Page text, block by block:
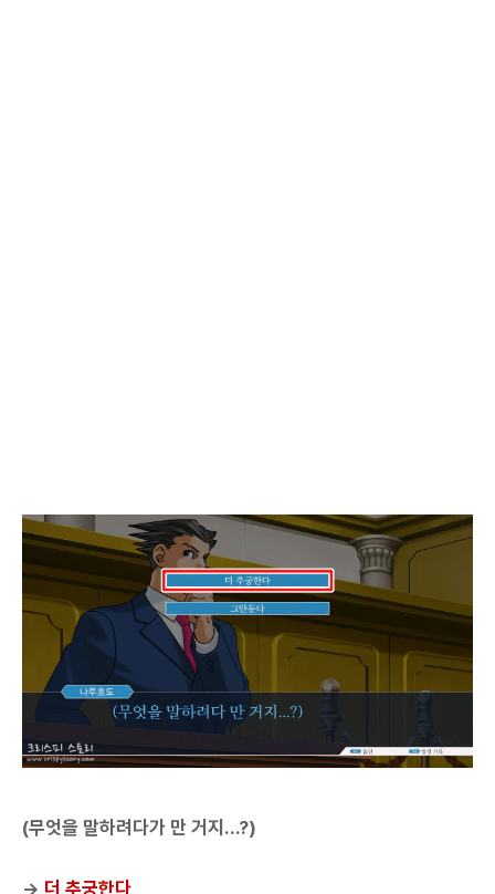
(무엇을 말하려다가 만 거지...?)
→ 더 추궁한다